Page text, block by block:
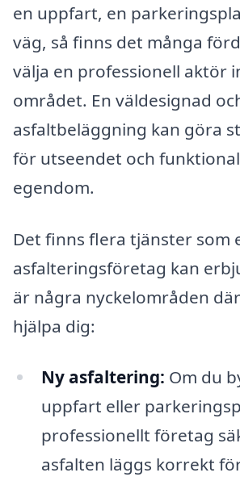
en uppfart, en
väg, så finns det många
välja en professionell aktör
området. En väldesignad
asfaltbeläggning kan göra
för utseendet och
egendom.
Det finns flera tjänster som
asfalteringsföretag kan
är några nyckelområden
hjälpa dig:
Ny asfaltering: Om du
uppfart eller
professionellt företag
asfalten läggs korrekt